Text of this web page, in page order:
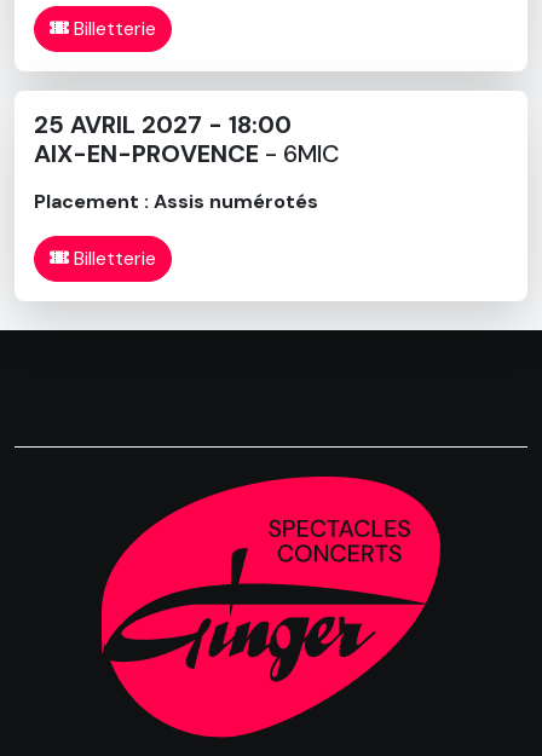
Billetterie
25 AVRIL 2027 - 18:00
AIX-EN-PROVENCE - 6MIC
Placement : Assis numérotés
Billetterie